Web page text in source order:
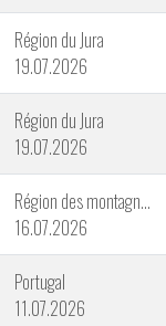
Région du Jura
19.07.2026
Région du Jura
19.07.2026
Région des montagnes neuchâteloises
16.07.2026
Portugal
11.07.2026